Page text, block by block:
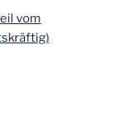
vom